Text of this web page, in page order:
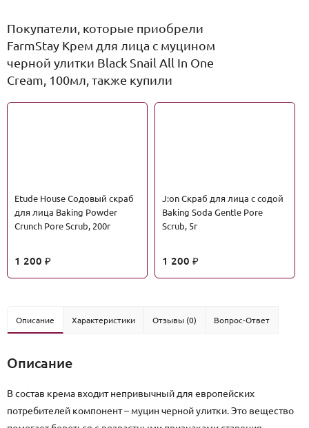
Покупатели, которые приобрели
FarmStay Крем для лица с муцином
черной улитки Black Snail All In One
Cream, 100мл, также купили
Etude House Содовый скраб
для лица Baking Powder
Crunch Pore Scrub, 200г
1 200 ₽
J:on Скраб для лица с содой
Baking Soda Gentle Pore
Scrub, 5г
1 200 ₽
Описание Характеристики Отзывы (0) Вопрос-Ответ
Описание
В состав крема входит непривычный для европейских
потребителей компонент – муцин черной улитки. Это вещество